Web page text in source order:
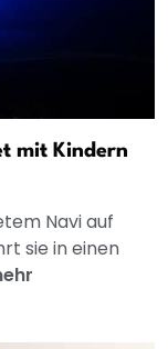
mit Kindern
Navi auf
sie in einen